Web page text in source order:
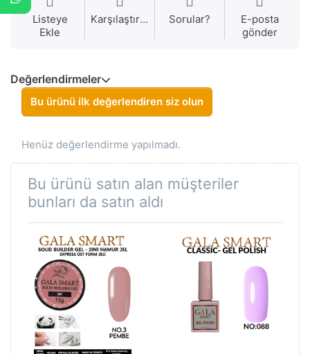
Listeye
Ekle
Karşılaştırma Sorular?
E-posta
gönder
Değerlendirmeler
Bu ürünü ilk değerlendiren siz olun
Henüz değerlendirme yapılmadı.
Bu ürünü satın alan müşteriler
bunları da satın aldı